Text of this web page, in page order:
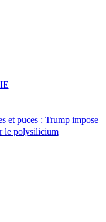
et puces : Trump impose
le polysilicium